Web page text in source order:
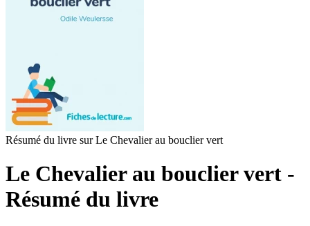
Résumé du livre sur Le Chevalier au bouclier vert
Le Chevalier au bouclier vert -
Résumé du livre